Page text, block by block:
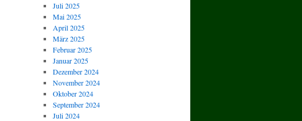
Juli 2025
Mai 2025
April 2025
März 2025
Februar 2025
Januar 2025
Dezember 2024
November 2024
Oktober 2024
September 2024
Juli 2024